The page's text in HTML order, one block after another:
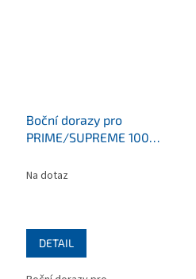
Boční dorazy pro
PRIME/SUPREME 100
Na dotaz
DETAIL